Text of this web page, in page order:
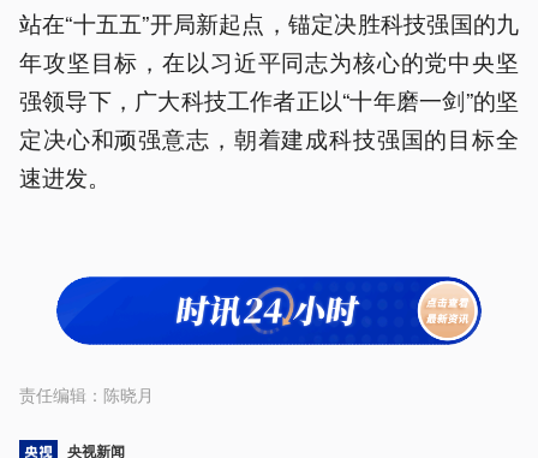
站在“十五五”开局新起点，锚定决胜科技强国的九
年攻坚目标，在以习近平同志为核心的党中央坚
强领导下，广大科技工作者正以“十年磨一剑”的坚
定决心和顽强意志，朝着建成科技强国的目标全
速进发。
责任编辑： 陈晓月
央视新闻